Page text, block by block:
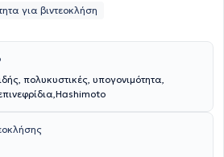
για βιντεοκλήση
πολυκυστικές, υπογονιμότητα,